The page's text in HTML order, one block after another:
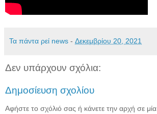
Τα πάντα ρεί news - Δεκεμβρίου 20, 2021
Δεν υπάρχουν σχόλια:
Δημοσίευση σχολίου
Αφήστε το σχόλιό σας ή κάνετε την αρχή σε μία